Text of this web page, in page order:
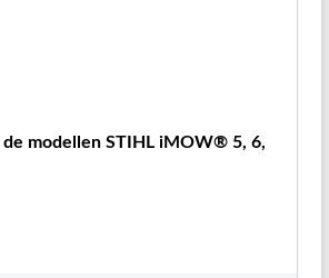
de modellen STIHL iMOW® 5, 6,